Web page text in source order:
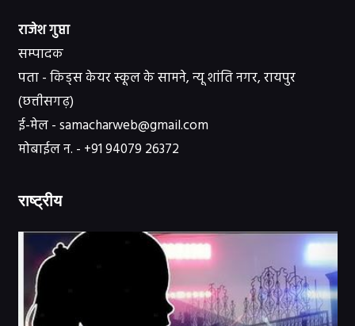
राजेश गुप्ता
सम्पादक
पता - किड्स केयर स्कूल के सामने, न्यू शांति नगर, रायपुर
(छत्तीसगढ़)
ई-मेल - samacharweb@gmail.com
मोबाईल न. - +91 94079 26372
राष्ट्रीय